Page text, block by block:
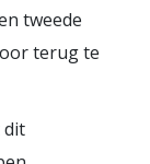
tweede
terug te
dit